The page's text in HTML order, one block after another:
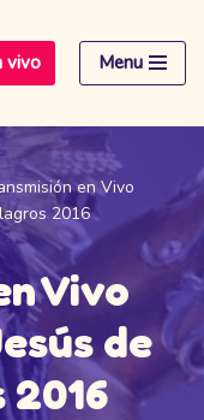
vivo Menu
en Vivo
2016
Vivo
de